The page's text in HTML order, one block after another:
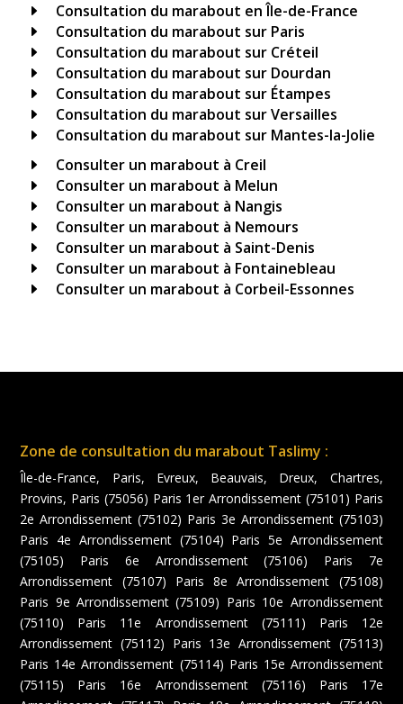
E Consultation du marabout en Île-de-France
E Consultation du marabout sur Paris
E Consultation du marabout sur Créteil
E Consultation du marabout sur Dourdan
E Consultation du marabout sur Étampes
E Consultation du marabout sur Versailles
E Consultation du marabout sur Mantes-la-Jolie
E Consulter un marabout à Creil
E Consulter un marabout à Melun
E Consulter un marabout à Nangis
E Consulter un marabout à Nemours
E Consulter un marabout à Saint-Denis
E Consulter un marabout à Fontainebleau
E Consulter un marabout à Corbeil-Essonnes
Zone de consultation du marabout Taslimy :
Île-de-France, Paris, Evreux, Beauvais, Dreux, Chartres,
Provins, Paris (75056) Paris 1er Arrondissement (75101) Paris
2e Arrondissement (75102) Paris 3e Arrondissement (75103)
Paris 4e Arrondissement (75104) Paris 5e Arrondissement
(75105) Paris 6e Arrondissement (75106) Paris 7e
Arrondissement (75107) Paris 8e Arrondissement (75108)
Paris 9e Arrondissement (75109) Paris 10e Arrondissement
(75110) Paris 11e Arrondissement (75111) Paris 12e
Arrondissement (75112) Paris 13e Arrondissement (75113)
Paris 14e Arrondissement (75114) Paris 15e Arrondissement
(75115) Paris 16e Arrondissement (75116) Paris 17e